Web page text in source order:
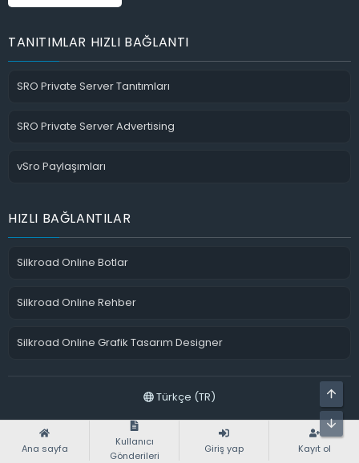
TANITIMLAR HIZLI BAĞLANTI
SRO Private Server Tanıtımları
SRO Private Server Advertising
vSro Paylaşımları
HIZLI BAĞLANTILAR
Silkroad Online Botlar
Silkroad Online Rehber
Silkroad Online Grafik Tasarım Designer
Türkçe (TR)
sro pvp serverlar
Bize ulaşın
Şartlar ve kurallar
Gizlilik politikası
Ana sayfa
Ana sayfa
Kullanıcı
Gönderileri
Giriş yap Kayıt ol
ALT